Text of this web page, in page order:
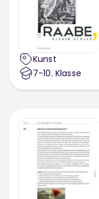
Kunst
7-10. Klasse